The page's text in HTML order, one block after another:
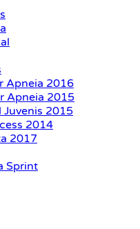
Apneia 2016
Apneia 2015
Juvenis 2015
2014
2017
Sprint